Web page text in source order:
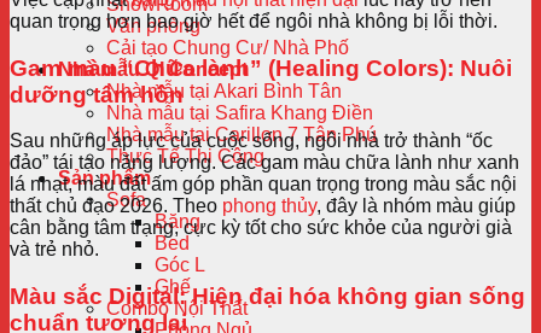
ShowRoom
Văn phòng
Cải tạo Chung Cư/ Nhà Phố
Nhà mẫu QI Concept
Nhà mẫu tại Akari Bình Tân
Nhà mẫu tại Safira Khang Điền
Nhà mẫu tại Carillon 7 Tân Phú
Thực Tế Thi Công
Sản phẩm
Sofa
Băng
Bed
Góc L
Ghế
Combo Nội Thất
quan trọng hơn bao giờ hết để ngôi nhà không bị lỗi thời.
Gam màu “Chữa lành” (Healing Colors): Nuôi
dưỡng tâm hồn
Sau những áp lực của cuộc sống, ngôi nhà trở thành “ốc
đảo” tái tạo năng lượng. Các gam màu chữa lành như xanh
lá nhạt, màu đất ấm góp phần quan trọng trong màu sắc nội
thất chủ đạo 2026. Theo phong thủy, đây là nhóm màu giúp
cân bằng tâm trạng, cực kỳ tốt cho sức khỏe của người già
và trẻ nhỏ.
Màu sắc Digital: Hiện đại hóa không gian sống
chuẩn tương lai